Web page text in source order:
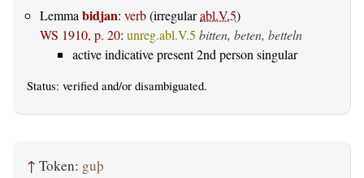
Lemma bidjan: verb(irregularabl.V.5)
WS 1910, p. 20: unreg.abl.V.5 bitten, beten, betteln
active indicative present 2nd person singular
Status: verified and/or disambiguated.
↑ Token: guþ